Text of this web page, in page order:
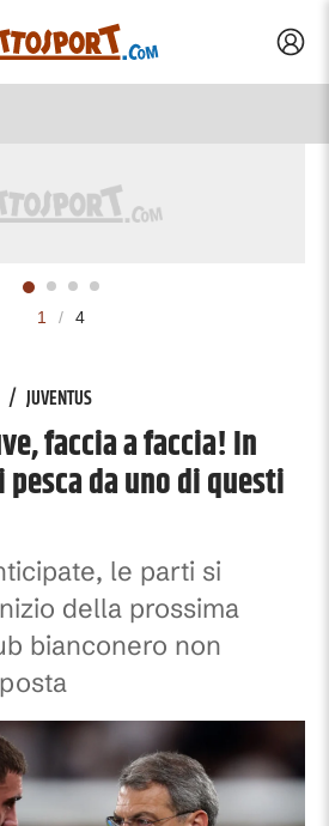
1 / 4
/ JUVENTUS
faccia a faccia! In
da uno di questi
le parti si
della prossima
bianconero non